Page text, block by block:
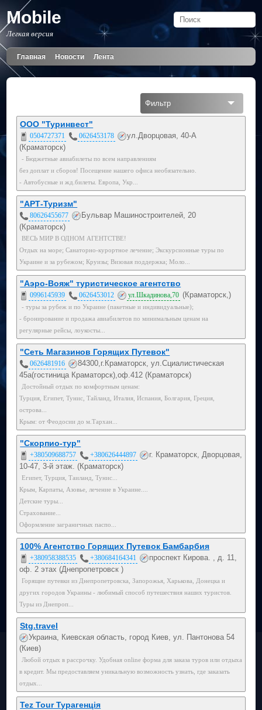
Mobile
Легкая версия
Главная Новости Лента
Фильтр
ООО "Туринвест"
0504727371 0626453178
ул.Дворцовая, 40-А
(Краматорск)
- Бюджетные авиабилеты по всем направлениям
без доплат и сборов! Посещение нашего офиса необязательно.
- Автобусные и жд.билеты. Европа, Укр...
"АРТ-Туризм"
80626455677
Бульвар Машиностроителей, 20
(Краматорск)
ВЕСЬ МИР В ОДНОМ АГЕНТСТВЕ!
Отдых на море; Санаторно-курортное лечение; Экскурсионные туры по
Украине и за рубежом; Круизы; Визовая поддержка; Моло...
"Аэро-Вояж" туристическое агентство
0996145939 0626453012 ул.Шкадинова,70 (Краматорск,)
- туры за рубеж и по Украине (пакетные и индивидуальные);
- бронирование и продажа авиабилетов по минимальным ценам на
регулярные рейсы, лоукосты...
"Сеть Магазинов Горящих Путевок"
0626481916
84300,г.Краматорск, ул.Сциалистическая
45а(гостиница Краматорск),оф.412 (Краматорск)
Достойный отдых по комфортным ценам:
Турция, Египет, Тунис, Тайланд, Италия, Испания, Болгария, Греция,
острова...
Крым: от Феодосии до м.Тархан...
"Скорпио-тур"
+380509688757 +380626444897
г. Краматорск, Дворцовая,
10-47, 3-й этаж. (Краматорск)
Египет, Турция, Таиланд, Тунис...
Крым, Карпаты, Азовье, лечение в Украине....
Детские туры...
Страхование...
Оформление заграничных паспо...
100% Агентство Горящих Путевок Бамбарбия
+380958388535 +380684164341
проспект Кирова. , д. 11,
оф. 2 этах (Днепропетровск )
Горящие путевки из Днепропетровска, Запорожья, Харькова, Донецка и
других городов Украины - любимый способ путешествия наших туристов.
Туры из Днепроп...
Stg.travel
Украина, Киевская область, город Киев, ул. Пантонова 54
(Киев)
Любой отдых в рассрочку. Удобная online форма для заказа туров или отдыха
в кредит. Мы предоставляем уникальную возможность узнать, где заказать
отдых...
Tez Tour Турагенція